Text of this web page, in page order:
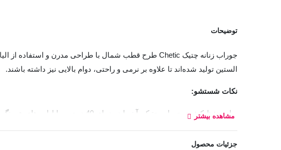
توضیحات
الستین تولید شده‌اند تا علاوه بر نرمی و راحتی، دوام بالایی نیز داشته باشند.
نکات شستشو:
برای حفظ کیفیت جوراب چتیک، آن
مشاهده بیشتر
جزئیات محصول